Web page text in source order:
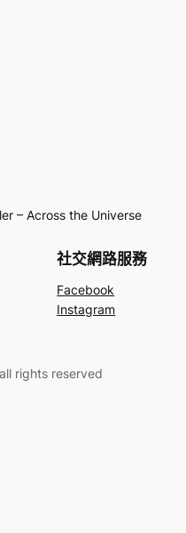
– Across the Universe
社交網路服務
Facebook
Instagram
rights reserved